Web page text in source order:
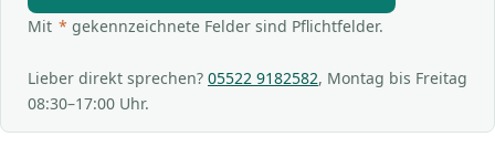
Mit * gekennzeichnete Felder sind Pflichtfelder.
Lieber direkt sprechen? 05522 9182582, Montag bis Freitag
08:30–17:00 Uhr.